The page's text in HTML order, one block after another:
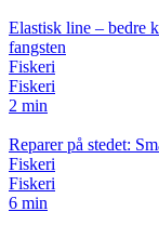
Elastisk line – bedre
fangsten
Fiskeri
Fiskeri
2 min
Reparer på stedet:
Fiskeri
Fiskeri
6 min